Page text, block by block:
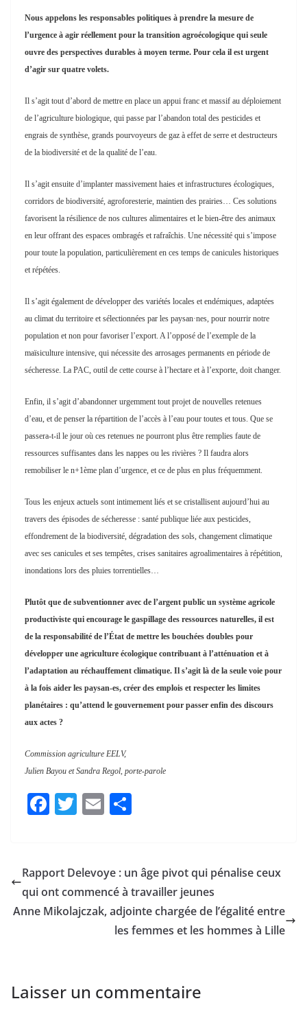
Nous appelons les responsables politiques à prendre la mesure de
l’urgence à agir réellement pour la transition agroécologique qui seule
ouvre des perspectives durables à moyen terme. Pour cela il est urgent
Il s’agit tout d’abord de mettre en place un appui franc et massif au déploiement
de l’agriculture biologique, qui passe par l’abandon total des pesticides et
engrais de synthèse, grands pourvoyeurs de gaz à effet de serre et destructeurs
Il s’agit ensuite d’implanter massivement haies et infrastructures écologiques,
corridors de biodiversité, agroforesterie, maintien des prairies… Ces solutions
favorisent la résilience de nos cultures alimentaires et le bien-être des animaux
en leur offrant des espaces ombragés et rafraîchis. Une nécessité qui s’impose
pour toute la population, particulièrement en ces temps de canicules historiques
Il s’agit également de développer des variétés locales et endémiques, adaptées
au climat du territoire et sélectionnées par les paysan·nes, pour nourrir notre
population et non pour favoriser l’export. A l’opposé de l’exemple de la
maïsiculture intensive, qui nécessite des arrosages permanents en période de
Enfin, il s’agit d’abandonner urgemment tout projet de nouvelles retenues
d’eau, et de penser la répartition de l’accès à l’eau pour toutes et tous. Que se
passera-t-il le jour où ces retenues ne pourront plus être remplies faute de
ressources suffisantes dans les nappes ou les rivières ? Il faudra alors
Tous les enjeux actuels sont intimement liés et se cristallisent aujourd’hui au
travers des épisodes de sécheresse : santé publique liée aux pesticides,
effondrement de la biodiversité, dégradation des sols, changement climatique
avec ses canicules et ses tempêtes, crises sanitaires agroalimentaires à répétition,
Plutôt que de subventionner avec de l’argent public un système agricole
productiviste qui encourage le gaspillage des ressources naturelles, il est
de la responsabilité de l’État de mettre les bouchées doubles pour
développer une agriculture écologique contribuant à l’atténuation et à
l’adaptation au réchauffement climatique. Il s’agit là de la seule voie pour
à la fois aider les paysan-es, créer des emplois et respecter les limites
planétaires : qu’attend le gouvernement pour passer enfin des discours
Commission agriculture EELV,
Julien Bayou et Sandra Regol, porte-parole
F
c
e
b
T
itt
er
E
ai
l
ta
g
er
Rapport Delevoye : un âge pivot qui pénalise ceux
qui ont commencé à travailler jeunes
Anne Mikolajczak, adjointe chargée de l’égalité entre